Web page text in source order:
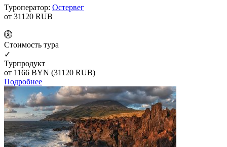
Туроператор: Остервег
от 31120 RUB
Cтоимость тура
✓
Турпродукт
от 1166 BYN (31120 RUB)
Подробнее